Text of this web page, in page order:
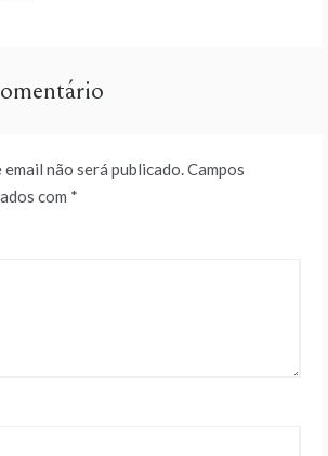
email não será publicado.Campos
com *